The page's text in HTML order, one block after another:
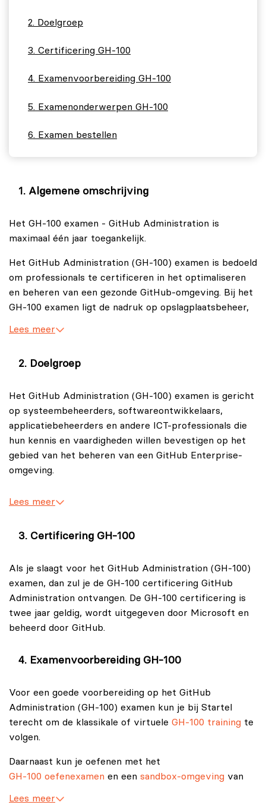
Doelgroep
Certificering GH-100
Examenvoorbereiding GH-100
Examenonderwerpen GH-100
Examen bestellen
Algemene omschrijving
Het GH-100 examen - GitHub Administration is
maximaal één jaar toegankelijk.
Het GitHub Administration (GH‑100) examen is bedoeld
om professionals te certificeren in het optimaliseren
en beheren van een gezonde GitHub-omgeving. Bij het
GH-100 examen ligt de nadruk op opslagplaatsbeheer,
Lees meer
Doelgroep
Het GitHub Administration (GH‑100) examen is gericht
op systeembeheerders, softwareontwikkelaars,
applicatiebeheerders en andere ICT-professionals die
hun kennis en vaardigheden willen bevestigen op het
gebied van het beheren van een GitHub Enterprise-
omgeving.
Lees meer
Certificering GH-100
Als je slaagt voor het GitHub Administration (GH‑100)
examen, dan zul je de GH-100 certificering GitHub
Administration ontvangen. De GH-100 certificering is
twee jaar geldig, wordt uitgegeven door Microsoft en
beheerd door GitHub.
Examenvoorbereiding GH-100
Voor een goede voorbereiding op het GitHub
Administration (GH‑100) examen kun je bij Startel
terecht om de klassikale of virtuele GH-100 training te
volgen.
Daarnaast kun je oefenen met het
GH-100 oefenexamen en een sandbox-omgeving van
Lees meer